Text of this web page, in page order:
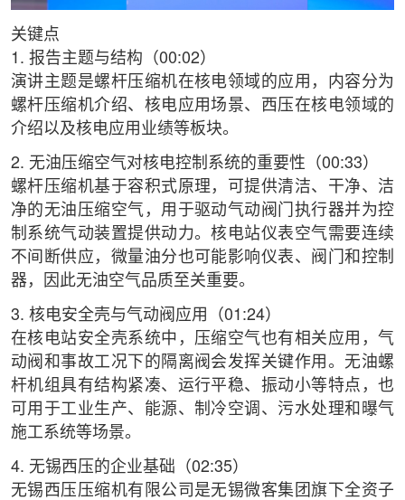
关键点
1. 报告主题与结构（00:02）
演讲主题是螺杆压缩机在核电领域的应用，内容分为
螺杆压缩机介绍、核电应用场景、西压在核电领域的
介绍以及核电应用业绩等板块。
2. 无油压缩空气对核电控制系统的重要性（00:33）
螺杆压缩机基于容积式原理，可提供清洁、干净、洁
净的无油压缩空气，用于驱动气动阀门执行器并为控
制系统气动装置提供动力。核电站仪表空气需要连续
不间断供应，微量油分也可能影响仪表、阀门和控制
器，因此无油空气品质至关重要。
3. 核电安全壳与气动阀应用（01:24）
在核电站安全壳系统中，压缩空气也有相关应用，气
动阀和事故工况下的隔离阀会发挥关键作用。无油螺
杆机组具有结构紧凑、运行平稳、振动小等特点，也
可用于工业生产、能源、制冷空调、污水处理和曝气
施工系统等场景。
4. 无锡西压的企业基础（02:35）
无锡西压压缩机有限公司是无锡微客集团旗下全资子